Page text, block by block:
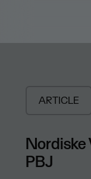
ARTICLE
Nordiske
PBJ